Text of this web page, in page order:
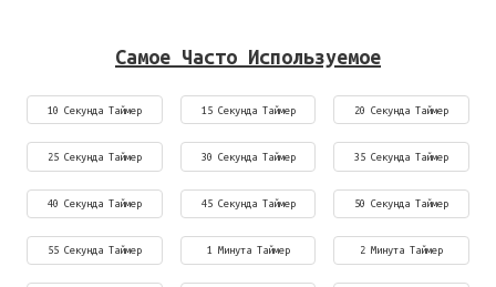
Самое Часто Используемое
10 Секунда Таймер 15 Секунда Таймер 20 Секунда Таймер
25 Секунда Таймер 30 Секунда Таймер 35 Секунда Таймер
40 Секунда Таймер 45 Секунда Таймер 50 Секунда Таймер
55 Секунда Таймер 1 Минута Таймер 2 Минута Таймер